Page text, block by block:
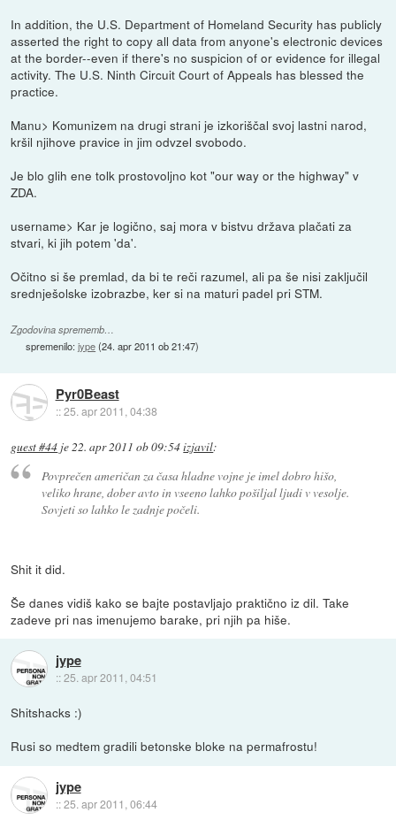
In addition, the U.S. Department of Homeland Security has publicly
asserted the right to copy all data from anyone's electronic devices
at the border--even if there's no suspicion of or evidence for illegal
activity. The U.S. Ninth Circuit Court of Appeals has blessed the
practice.
Manu> Komunizem na drugi strani je izkoriščal svoj lastni narod,
kršil njihove pravice in jim odvzel svobodo.
Je blo glih ene tolk prostovoljno kot "our way or the highway" v
ZDA.
username> Kar je logično, saj mora v bistvu država plačati za
stvari, ki jih potem 'da'.
Očitno si še premlad, da bi te reči razumel, ali pa še nisi zaključil
srednješolske izobrazbe, ker si na maturi padel pri STM.
Zgodovina sprememb…
spremenilo:jype(24. apr 2011 ob 21:47)
Pyr0Beast
::25. apr 2011, 04:38
guest #44 je22. apr 2011 ob 09:54izjavil:
Povprečen američan za časa hladne vojne je imel dobro hišo,
veliko hrane, dober avto in vseeno lahko pošiljal ljudi v vesolje.
Sovjeti so lahko le zadnje počeli.
Shit it did.
Še danes vidiš kako se bajte postavljajo praktično iz dil. Take
zadeve pri nas imenujemo barake, pri njih pa hiše.
jype
::25. apr 2011, 04:51
Shitshacks :)
Rusi so medtem gradili betonske bloke na permafrostu!
jype
::25. apr 2011, 06:44